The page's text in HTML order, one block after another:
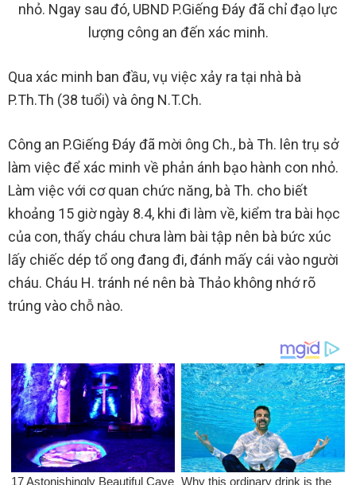
nhỏ. Ngay sau đó, UBND P.Giếng Đáy đã chỉ đạo lực
lượng công an đến xác minh.
Qua xác minh ban đầu, vụ việc xảy ra tại nhà bà
P.Th.Th (38 tuổi) và ông N.T.Ch.
Công an P.Giếng Đáy đã mời ông Ch., bà Th. lên trụ sở
làm việc để xác minh về phản ánh bạo hành con nhỏ.
Làm việc với cơ quan chức năng, bà Th. cho biết
khoảng 15 giờ ngày 8.4, khi đi làm về, kiểm tra bài học
của con, thấy cháu chưa làm bài tập nên bà bức xúc
lấy chiếc dép tổ ong đang đi, đánh mấy cái vào người
cháu. Cháu H. tránh né nên bà Thảo không nhớ rõ
trúng vào chỗ nào.